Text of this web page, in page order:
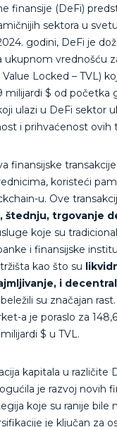
finansije (DeFi)
sektora u svetu
godini, DeFi je
ukupnom vrednošću
Locked – TVL)
milijardi $ od početka
ulazi u DeFi sektor
i prihvaćenost ovih
finansijske
koristeći
u. Ove
štednju, trgovanje
koje su
i finansijske
kao što su
i
su značajan
a je poraslo za
$ u TVL.
kapitala u različite
je razvoj novih
koje su ranije bile
je ključan za